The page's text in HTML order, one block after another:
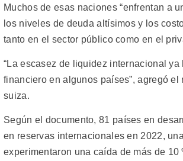
Muchos de esas naciones “enfrentan a
los niveles de deuda altísimos y los
tanto en el sector público como en el
“La escasez de liquidez internacional
financiero en algunos países”, agregó
suiza.
Según el documento, 81 países en
en reservas internacionales en 2022,
experimentaron una caída de más de 10